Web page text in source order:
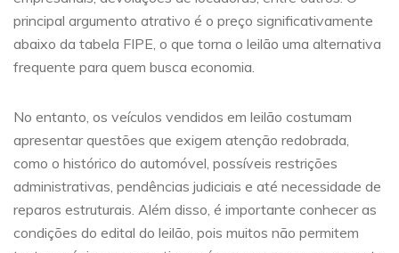
principal argumento atrativo é o preço significativamente
abaixo da tabela FIPE, o que torna o leilão uma alternativa
frequente para quem busca economia.
No entanto, os veículos vendidos em leilão costumam
apresentar questões que exigem atenção redobrada,
como o histórico do automóvel, possíveis restrições
administrativas, pendências judiciais e até necessidade de
reparos estruturais. Além disso, é importante conhecer as
condições do edital do leilão, pois muitos não permitem